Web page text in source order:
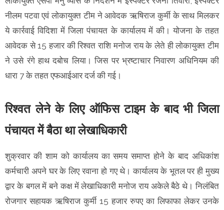
नीलम पटवा एवं लोकायुक्त टीम ने आवेदक ऋषिराज कुर्मी के साथ मिलकर
ये कार्रवाई विदिशा में जिला पंचायत के कार्यालय में की। योजना के तहत
आवेदक से 15 हजार की रिश्वत राशि मनोज राय के लेते ही लोकायुक्त टीम
ने उसे रंगे हाथ दबोच लिया। जिस पर भ्रष्टाचार निवारण अधिनियम की
धारा 7 के तहत एफआईआर दर्ज की गई।
रिश्वत लेने के लिए ऑफिस टाइम के बाद भी जिला
पंचायत में बैठा था लेखाधिकारी
शुक्रवार की शाम को कार्यालय का समय समाप्त होने के बाद अधिकांश
कर्मचारी अपने घर के लिए रवाना हो गए थे। कार्यालय के भूतल पर ही मुख्य
द्वार के बगल में बने कक्ष में लेखाधिकारी मनोज राय अकेले बैठे थे। निलंबित
रोजगार सहायक ऋषिराज कुर्मी 15 हजार रुपए का लिफाफा लेकर उनके